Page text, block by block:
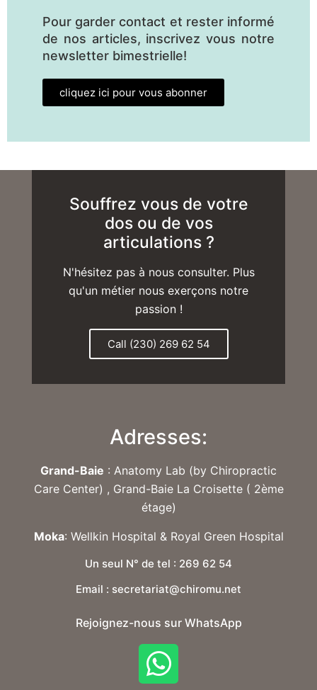
Pour garder contact et rester informé
de nos articles, inscrivez vous notre
newsletter bimestrielle!
cliquez ici pour vous abonner
Souffrez vous de votre
dos ou de vos
articulations ?
N'hésitez pas à nous consulter. Plus
qu'un métier nous exerçons notre
passion !
Call (230) 269 62 54
Adresses:
Grand-Baie : Anatomy Lab (by Chiropractic
Care Center) , Grand-Baie La Croisette ( 2ème
étage)
Moka: Wellkin Hospital & Royal Green Hospital
Un seul N° de tel : 269 62 54
Email : secretariat@chiromu.net
Rejoignez-nous sur WhatsApp